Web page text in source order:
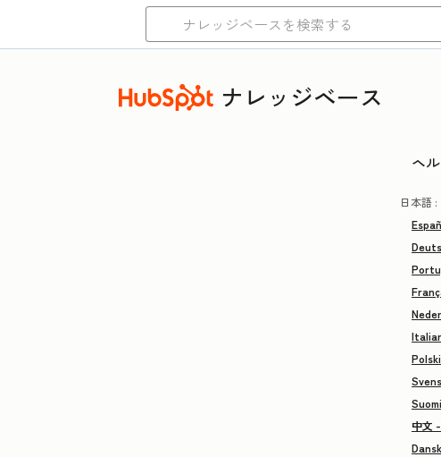
ナレッジベース
ヘ
日本語 :
Polski
Suomi
中文
Dansk